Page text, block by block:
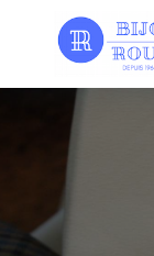
Panneau de gestion